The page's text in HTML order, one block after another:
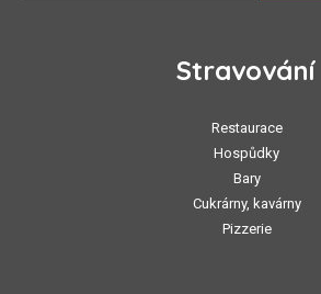
Stravování
Restaurace
Hospůdky
Bary
Cukrárny, kavárny
Pizzerie